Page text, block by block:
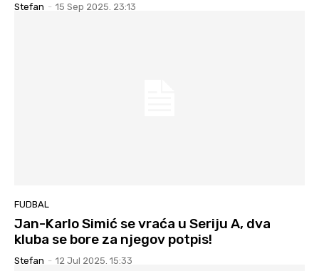
Stefan - 15 Sep 2025. 23:13
FUDBAL
Jan-Karlo Simić se vraća u Seriju A, dva
kluba se bore za njegov potpis!
Stefan - 12 Jul 2025. 15:33